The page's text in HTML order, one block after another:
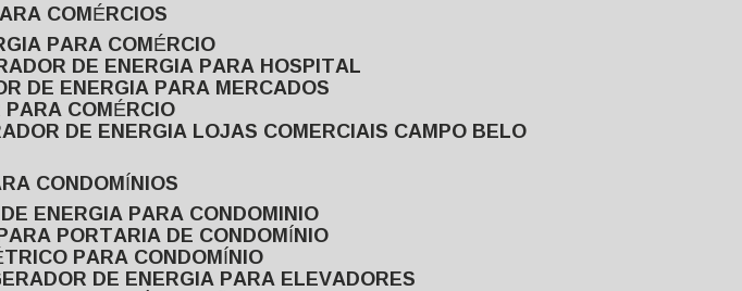
COMÉRCIOS
PARA COMÉRCIO
DE ENERGIA PARA HOSPITAL
DE ENERGIA PARA MERCADOS
PARA COMÉRCIO
DE ENERGIA LOJAS COMERCIAIS CAMPO BELO
CONDOMÍNIOS
DE ENERGIA PARA CONDOMINIO
PORTARIA DE CONDOMÍNIO
PARA CONDOMÍNIO
GERADOR DE ENERGIA PARA ELEVADORES